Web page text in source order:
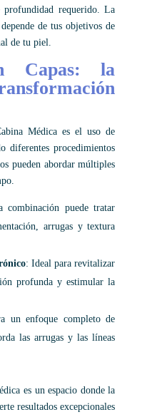
requerido. La
de tus objetivos de
de tu piel.
Capas: la
Médica es el uso de
diferentes procedimientos
pueden abordar múltiples
combinación puede tratar
arrugas y textura
: Ideal para revitalizar
profunda y estimular la
un enfoque completo de
las arrugas y las líneas
es un espacio donde la
resultados excepcionales